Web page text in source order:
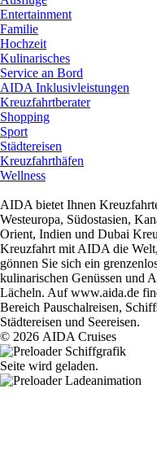
Entertainment
Familie
Hochzeit
Kulinarisches
Service an Bord
AIDA Inklusivleistungen
Kreuzfahrtberater
Shopping
Sport
Städtereisen
Kreuzfahrthäfen
Wellness
AIDA bietet Ihnen
Westeuropa, Südostasien,
Orient, Indien und Dubai
Kreuzfahrt mit AIDA die
gönnen Sie sich ein
kulinarischen Genüssen und
Lächeln. Auf www.aida.de
Bereich Pauschalreisen,
Städtereisen und Seereisen.
© 2026 AIDA Cruises
Seite wird geladen.